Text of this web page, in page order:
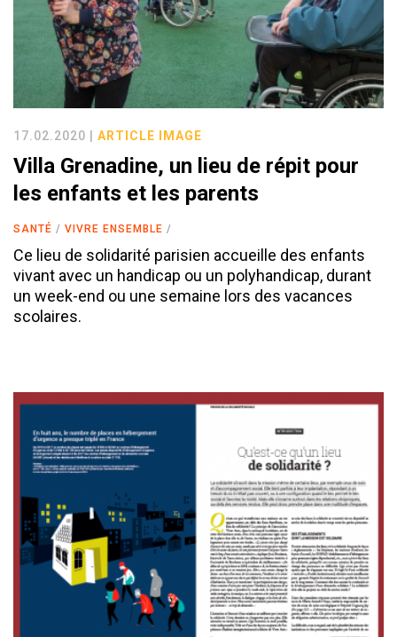
17.02.2020 | ARTICLE IMAGE
Villa Grenadine, un lieu de répit pour
les enfants et les parents
SANTÉ VIVRE ENSEMBLE
Ce lieu de solidarité parisien accueille des enfants
vivant avec un handicap ou un polyhandicap, durant
un week-end ou une semaine lors des vacances
scolaires.